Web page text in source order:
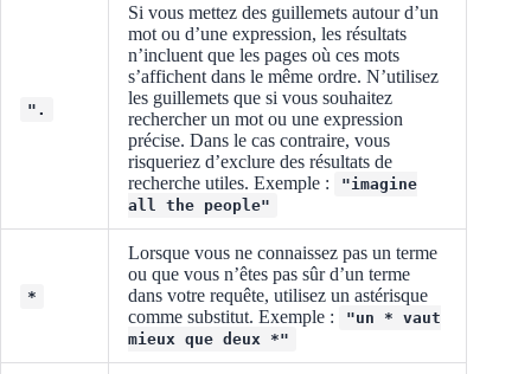
".
Si vous mettez des guillemets autour d’un
mot ou d’une expression, les résultats
n’incluent que les pages où ces mots
s’affichent dans le même ordre. N’utilisez
les guillemets que si vous souhaitez
rechercher un mot ou une expression
précise. Dans le cas contraire, vous
risqueriez d’exclure des résultats de
recherche utiles. Exemple :
"imagine
all the people"
*
Lorsque vous ne connaissez pas un terme
ou que vous n’êtes pas sûr d’un terme
dans votre requête, utilisez un astérisque
comme substitut. Exemple :
"un * vaut
mieux que deux *"